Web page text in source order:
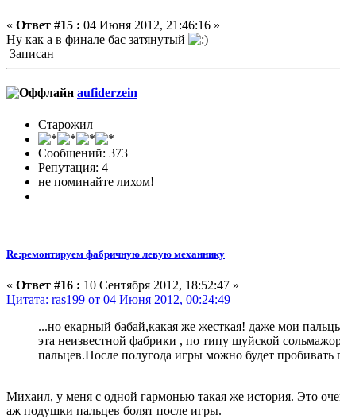
« Ответ #15 : 04 Июня 2012, 21:46:16 »
Ну как а в финале бас затянутый
Записан
aufiderzein
Старожил
Сообщений: 373
Репутация: 4
не поминайте лихом!
Re:ремонтируем фабричную левую механнику
« Ответ #16 : 10 Сентября 2012, 18:52:47 »
Цитата: ras199 от 04 Июня 2012, 00:24:49
...но екарный бабай,какая же жесткая! даже мои
эта неизвестной фабрики , по типу шуйской
пальцев.После полугода игры можно будет пробивать
Михаил, у меня с одной гармонью такая же история. Это
аж подушки пальцев болят после игры.